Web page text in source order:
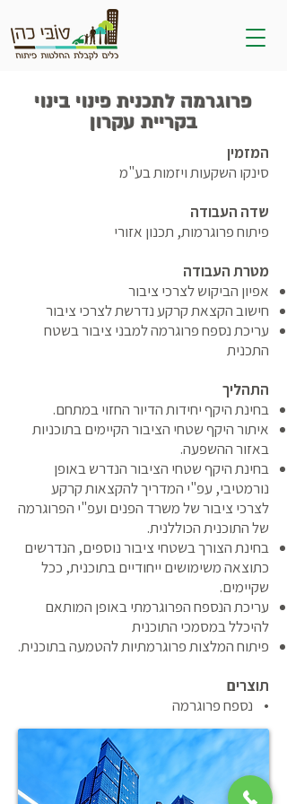
פרוגרמה לתכנית פינוי בינוי
בקריית עקרון
המזמין
סינקו השקעות ויזמות בע"מ
שדה העבודה
פיתוח פרוגרמות, תכנון אזורי
מטרת העבודה
אפיון הביקוש לצרכי ציבור
חישוב הקצאת קרקע נדרשת לצרכי ציבור
עריכת נספח פרוגרמה למבני ציבור בשטח
התכנית
התהליך
בחינת היקף יחידות הדיור החזוי במתחם.
איתור היקף שטחי הציבור הקיימים בתוכניות
באזור ההשפעה.
בחינת היקף שטחי הציבור הנדרש באופן
נורמטיבי, עפ"י המדריך להקצאות קרקע
לצרכי ציבור של משרד הפנים ועפ"י הפרוגרמה
של התוכנית הכוללנית.
בחינת הצורך בשטחי ציבור נוספים, הנדרשים
כתוצאה משימושים ייחודיים בתוכנית, ככל
שקיימים.
עריכת הנספח הפרוגרמתי באופן המותאם
להיכלל במסמכי התוכנית
פיתוח המלצות פרוגרמתיות להטמעה בתוכנית.
תוצרים
​• נספח פרוגרמה